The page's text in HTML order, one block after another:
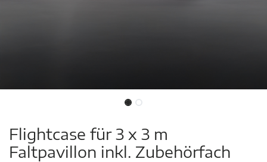
Flightcase für 3 x 3 m
Faltpavillon inkl. Zubehörfach